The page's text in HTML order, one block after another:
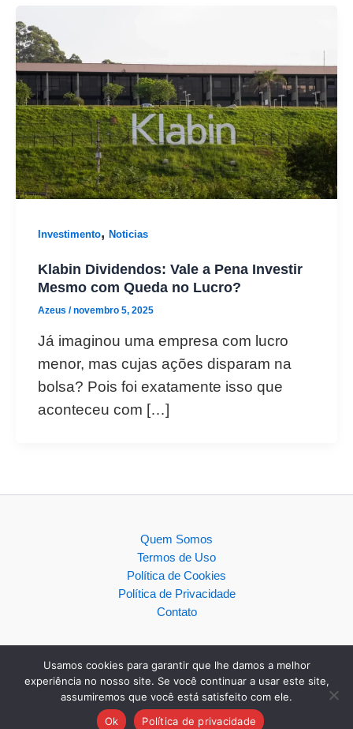
Investimento, Noticias
Klabin Dividendos: Vale a Pena Investir
Mesmo com Queda no Lucro?
Azeus /novembro 5, 2025
Já imaginou uma empresa com lucro
menor, mas cujas ações disparam na
bolsa? Pois foi exatamente isso que
aconteceu com […]
Quem Somos
Termos de Uso
Política de Cookies
Política de Privacidade
Contato
Copyright © 2026
Usamos cookies para garantir que lhe damos a melhor
experiência no nosso site. Se você continuar a usar este site,
assumiremos que você está satisfeito com ele.
Ok
Política de privacidade